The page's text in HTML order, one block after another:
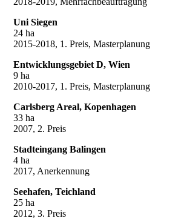
Uni Siegen
24 ha
2015-2018, 1. Preis, Masterplanung
Entwicklungsgebiet D, Wien
9 ha
2010-2017, 1. Preis, Masterplanung
Carlsberg Areal, Kopenhagen
33 ha
2007, 2. Preis
Stadteingang Balingen
4 ha
2017, Anerkennung
Seehafen, Teichland
25 ha
2012, 3. Preis